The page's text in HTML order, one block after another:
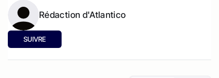
Rédaction d'Atlantico
SUIVRE